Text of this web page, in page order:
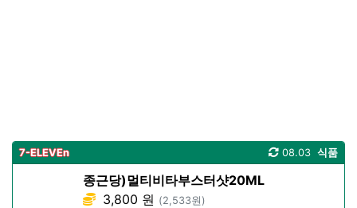
7-ELEVEn 식품
08.03
종근당)멀티비타부스터샷20ML
3,800 원 (2,533원)